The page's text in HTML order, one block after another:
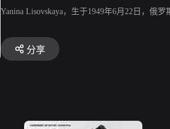
Yanina Lisovskaya，生于1949年6月22日，俄
分享